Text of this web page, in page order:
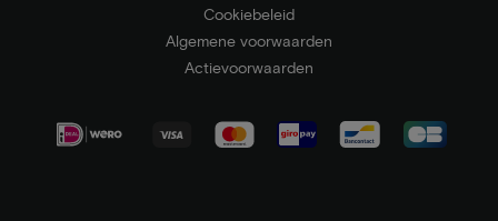
Cookiebeleid
Algemene voorwaarden
Actievoorwaarden